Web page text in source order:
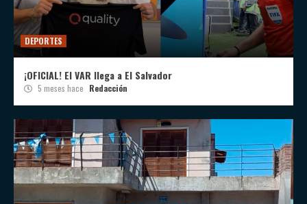
DEPORTES
¡OFICIAL! El VAR llega a El Salvador
5 meses hace Redacción